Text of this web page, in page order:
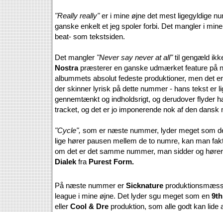
"Really really"er i mine øjne det mest ligegyldige
ganske enkelt et jeg spoler forbi. Det mangler i
beat- som tekstsiden.
Det mangler "Never say never at all"til gengæld
Nostra præsterer en ganske udmærket feature på
albummets absolut fedeste produktioner, men det
der skinner lyrisk på dette nummer - hans tekst er
gennemtænkt og indholdsrigt, og derudover flyder
tracket, og det er jo imponerende nok af den
"Cycle", som er næste nummer, lyder meget som
lige hører pausen mellem de to numre, kan man
om det er det samme nummer, man sidder og
Dialek fra Purest Form.
På næste nummer er Sicknature
league i mine øjne. Det lyder sgu meget som en
eller Cool & Dre produktion, som alle godt kan lide